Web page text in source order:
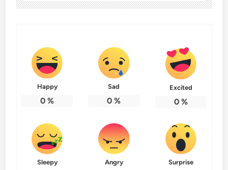
Happy
0 %
Sad
0 %
Excited
0%
Sleepy Angry Surprise